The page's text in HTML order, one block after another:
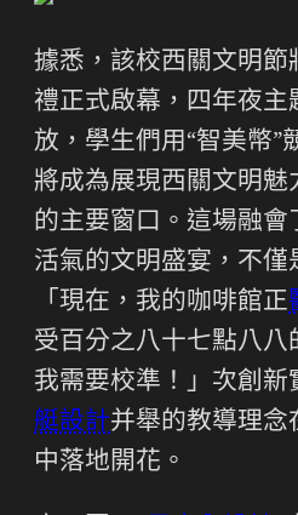
據悉，該校西關文明節
禮正式啟幕，四年夜主
放，學生們用“智美幣”
將成為展現西關文明魅
的主要窗口。這場融會
活氣的文明盛宴，不僅
「現在，我的咖啡館正
受百分之八十七點八八
我需要校準！」次創新
艇設計并舉的教導理念
中落地開花。